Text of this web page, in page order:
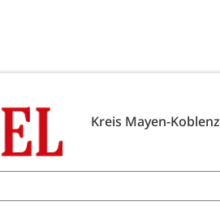
Kreis Mayen-Koblenz